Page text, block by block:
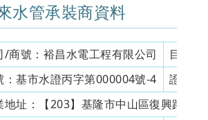
水管承裝商資料
/商號： 裕昌水電工程有限公司
目前狀
：基市水證丙字第000004號-4
證書有
址：
【203】基隆市中山區復興路45-